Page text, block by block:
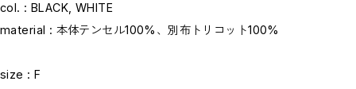
col. : BLACK, WHITE
material : 本体テンセル100%、別布トリコット100%
size : F